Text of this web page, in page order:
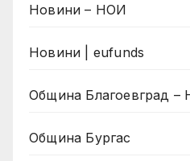
Новини – НОИ
Новини | eufunds
Община Благоевград –
Община Бургас